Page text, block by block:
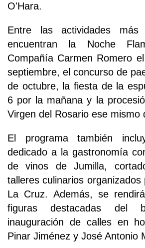
O'Hara.
Entre las actividades más
encuentran la Noche
Compañía Carmen Romero
septiembre, el concurso de
de octubre, la fiesta de la
6 por la mañana y la
Virgen del Rosario ese mismo
El programa también
dedicado a la gastronomía
de vinos de Jumilla,
talleres culinarios
La Cruz. Además, se
figuras destacadas del
inauguración de calles en
Pinar Jiménez y José Antonio